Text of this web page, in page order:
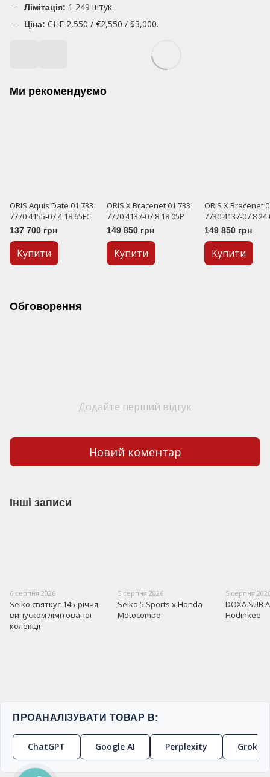
Лімітація: 1 249 штук.
Ціна: CHF 2,550 / €2,550 / $3,000.
Ми рекомендуємо
ORIS Aquis Date 01 733
7770 4155-07 4 18 65FC
137 700 грн
Купити
ORIS X Bracenet 01 733
7770 4137-07 8 18 05P
149 850 грн
Купити
ORIS X Bracenet
7730 4137-07 8 24
149 850 грн
Купити
Обговорення
Додайте перший відгук
Новий коментар
Інші записи
6 серпня 2026
Seiko святкує 145-річчя
випуском лімітованої
колекції
5 серпня 2026
Seiko 5 Sports x Honda
Motocompo
5 серпня
DOXA SUB
Hodinkee
ПРОАНАЛІЗУВАТИ ТОВАР В:
ChatGPT Google AI Perplexity Grok